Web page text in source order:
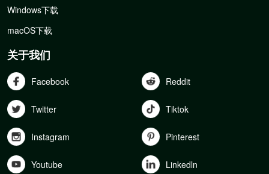
Windows下载
macOS下载
关于我们
Facebook Reddit
Twitter Tiktok
Instagram Pinterest
Youtube Linkedln